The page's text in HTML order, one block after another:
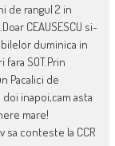
de rangul 2 in
CEAUSESCU si-
duminica in
SOT.Prin
Pacalici de
inapoi,cam asta
mare!
sa conteste la CCR